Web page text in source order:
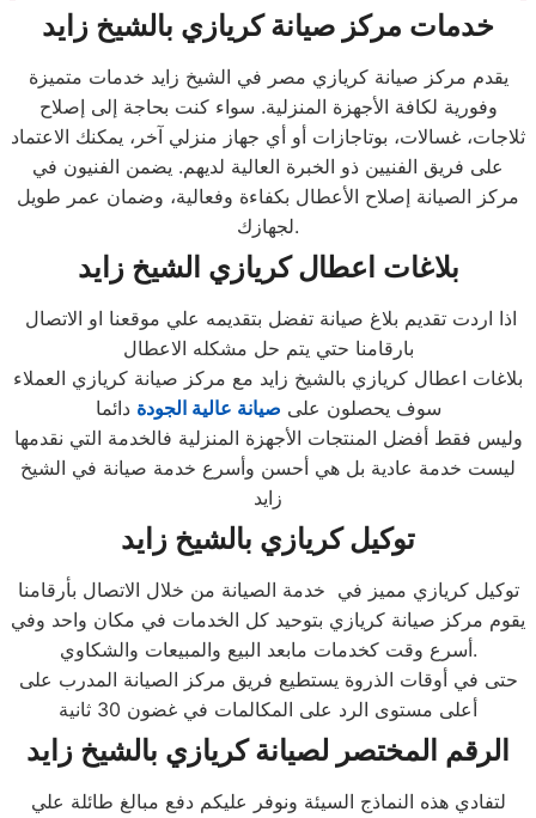
خدمات مركز صيانة كريازي بالشيخ زايد
يقدم مركز صيانة كريازي مصر في الشيخ زايد خدمات متميزة
وفورية لكافة الأجهزة المنزلية. سواء كنت بحاجة إلى إصلاح
ثلاجات، غسالات، بوتاجازات أو أي جهاز منزلي آخر، يمكنك الاعتماد
على فريق الفنيين ذو الخبرة العالية لديهم. يضمن الفنيون في
مركز الصيانة إصلاح الأعطال بكفاءة وفعالية، وضمان عمر طويل
لجهازك.
بلاغات اعطال كريازي الشيخ زايد
بارقامنا حتي يتم حل مشكله الاعطال
بلاغات اعطال كريازي بالشيخ زايد مع مركز صيانة كريازي العملاء
سوف يحصلون على صيانة عالية الجودة دائما
وليس فقط أفضل المنتجات الأجهزة المنزلية فالخدمة التي نقدمها
ليست خدمة عادية بل هي أحسن وأسرع خدمة صيانة في الشيخ
زايد
توكيل كريازي بالشيخ زايد
توكيل كريازي مميز في خدمة الصيانة من خلال الاتصال بأرقامنا
يقوم مركز صيانة كريازي بتوحيد كل الخدمات في مكان واحد وفي
أسرع وقت كخدمات مابعد البيع والمبيعات والشكاوي.
حتى في أوقات الذروة يستطيع فريق مركز الصيانة المدرب على
أعلى مستوى الرد على المكالمات في غضون 30 ثانية
الرقم المختصر لصيانة كريازي بالشيخ زايد
لتفادي هذه النماذج السيئة ونوفر عليكم دفع مبالغ طائلة علي